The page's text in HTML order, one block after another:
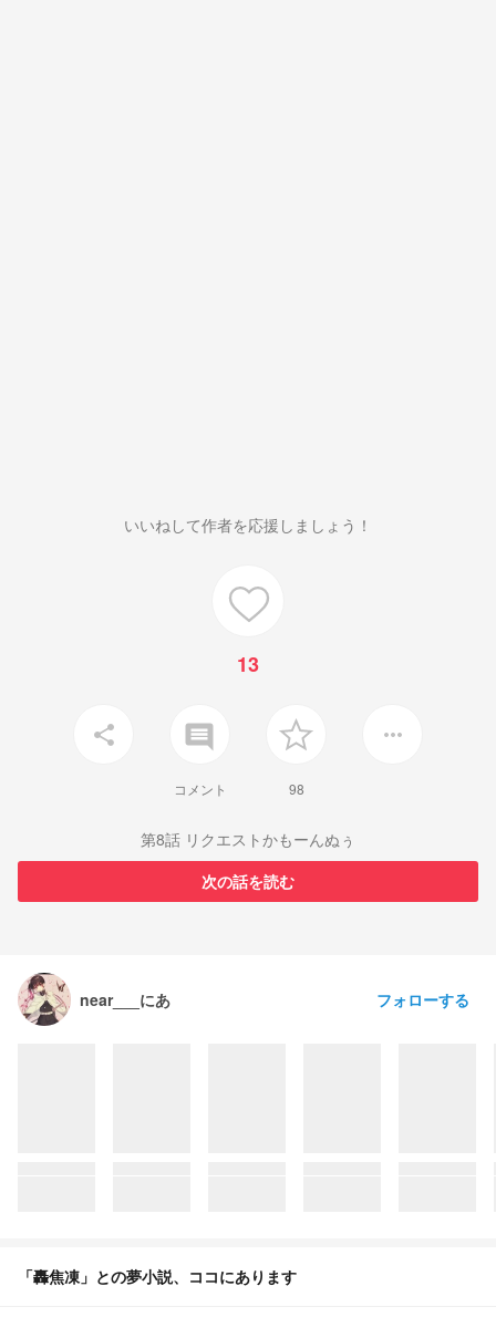
いいねして作者を応援しましょう！
13
share insert_comment
コメント 98
more_horiz
第8話 リクエストかもーんぬぅ
次の話を読む
near___にあ フォローする
「轟焦凍」との夢小説、ココにあります